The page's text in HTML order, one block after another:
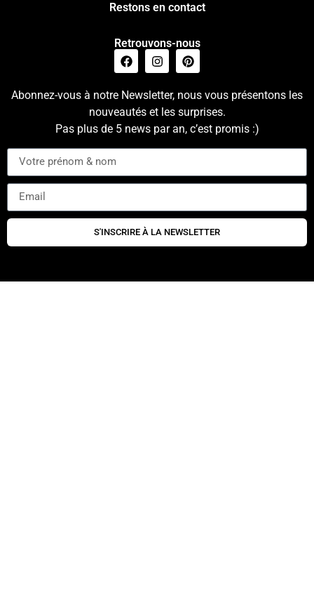
Restons en contact
Retrouvons-nous
Abonnez-vous à notre Newsletter, nous vous présentons les
nouveautés et les surprises.
Pas plus de 5 news par an, c’est promis :)
S'INSCRIRE À LA NEWSLETTER